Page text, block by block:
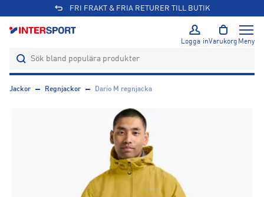
FRI FRAKT & FRIA RETURER TILL BUTIK
Logga inVarukorg Meny
Jackor Regnjackor Dario M regnjacka